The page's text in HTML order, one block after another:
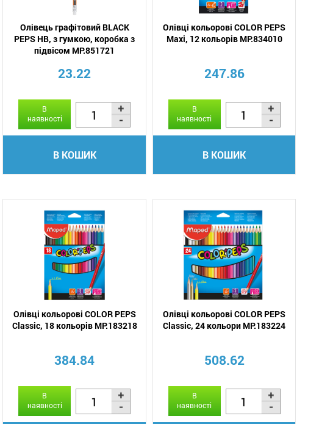
Олівець графітовий BLACK
PEPS HB, з гумкою, коробка з
підвісом MP.851721
23.22
В
наявності
В КОШИК
Олівці кольорові COLOR PEPS
Maxi, 12 кольорів MP.834010
247.86
В
наявності
В КОШИК
Олівці кольорові COLOR PEPS
Classic, 18 кольорів MP.183218
384.84
В
наявності
Олівці кольорові COLOR PEPS
Classic, 24 кольори MP.183224
508.62
В
наявності